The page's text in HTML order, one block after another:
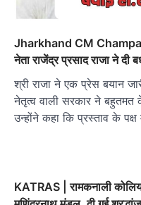
Jharkhand CM Champai
नेता राजेंद्र प्रसाद राजा ने दी
श्री राजा ने एक प्रेस बयान
नेतृत्व वाली सरकार ने बहुतमत
उन्होंने कहा कि प्रस्ताव के
KATRAS | रामकनाली